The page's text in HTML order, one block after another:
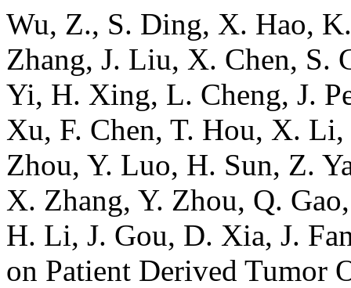
Wu, Z., S. Ding, X. Hao,
Zhang, J. Liu, X. Chen, S.
Yi, H. Xing, L. Cheng, J.
Xu, F. Chen, T. Hou, X.
Zhou, Y. Luo, H. Sun, Z.
X. Zhang, Y. Zhou, Q.
H. Li, J. Gou, D. Xia, J.
on Patient Derived Tumor